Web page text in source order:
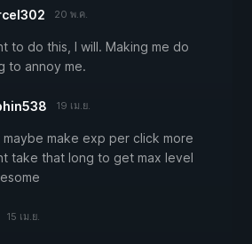
20 พ.ค.
to do this, I will. Making me do
to annoy me.
19 เม.ย.
make exp per click more
take that long to get max level
15 เม.ย.